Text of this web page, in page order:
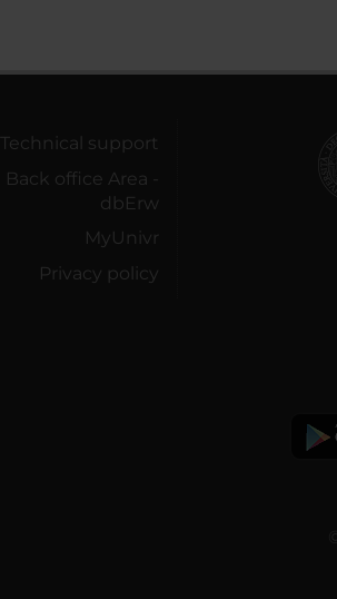
Technical support
Back office Area -
dbErw
MyUnivr
Privacy policy